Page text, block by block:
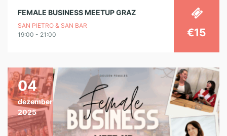
FEMALE BUSINESS MEETUP GRAZ
SAN PIETRO & SAN BAR
19:00 - 21:00
€15
04
dezember
2025